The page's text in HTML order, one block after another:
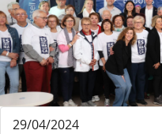
29/04/2024